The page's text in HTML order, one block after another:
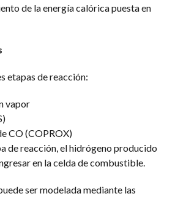
de la energía calórica puesta en
etapas de reacción:
vapor
CO (COPROX)
de reacción, el hidrógeno producido
en la celda de combustible.
ser modelada mediante las